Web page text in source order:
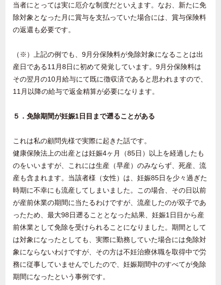
当者にとっては実に厄介な制度だといえます。なお、新たに免
除対象となった月に賞与を支払っていた場合には、賞与保険料
の返還も必要です。
（※）上記の例でも、9月分保険料が免除対象になることは出
産日である11月8日に初めて発覚しています。9月分保険料は
その翌月の10月給与にて既に徴収済であると思われますので、
11月以降の給与で返金精算が必要になります。
５．免除期間が妊娠1日目まで遡ることがある
これは私の顧問先様で実際に起きた話です。
健康保険法上の出産とは妊娠4ヶ月（85日）以上を経過したも
のをいいますが、これには生産（早産）のみならず、死産、流
産も含まれます。当該者様（女性）は、妊娠85日を少々過ぎた
時期に不幸にも流産してしまいました。この場合、その日以前
が産前休業の期間に当たるわけですが、流産したのが双子であ
ったため、最大98日遡ることとなった結果、妊娠1日目から産
前休業として免除を受けられることになりました。期間として
は対象になったとしても、実際に勤務していた場合には免除対
象にならないわけですが、その方は不妊治療休職を取得中で労
務に従事していませんでしたので、妊娠期間中のすべてが免除
期間になったという事例です。